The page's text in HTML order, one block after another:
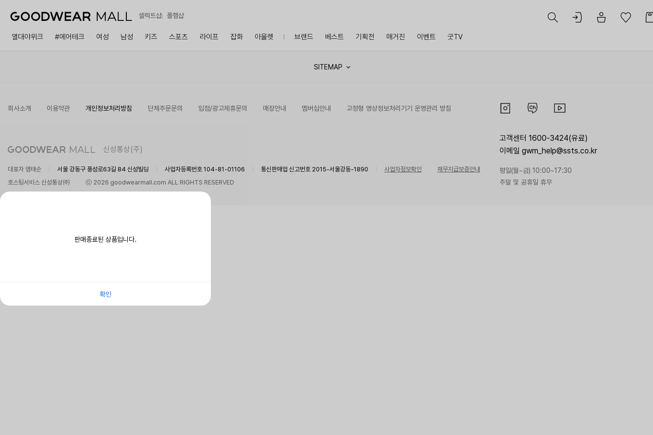
셀렉트샵 폴햄샵
열대야위크 #에어테크 여성 남성 키즈 스포츠 라이프 잡화 아울렛 브랜드 베스트 기획전 매거진 이벤트 굿TV
판매종료된 상품입니다.
확인
SITEMAP
회사소개 이용약관 개인정보처리방침 단체주문문의 입점/광고제휴문의 매장안내 멤버십안내 고정형 영상정보처리기기 운영관리 방침
신성통상(주)
대표자 염태순 서울 강동구 풍성로63길 84 신성빌딩 사업자등록번호 104-81-01106 통신판매업 신고번호 2015-서울강동-1890 사업자정보확인
채무지급보증안내
호스팅서비스 신성통상㈜
ⓒ 2026 goodwearmall.com ALL RIGHTS RESERVED
고객센터 1600-3424(유료)
이메일 gwm_help@ssts.co.kr
평일(월~금) 10:00~17:30
주말 및 공휴일 휴무